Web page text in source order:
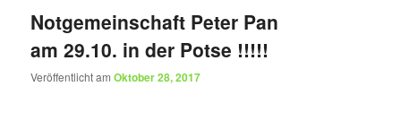
Notgemeinschaft Peter Pan
am 29.10. in der Potse !!!!!
Veröffentlicht amOktober 28, 2017